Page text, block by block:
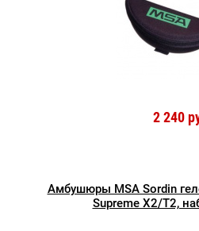
2 240
Амбушюры MSA Sordin
Supreme X2/T2,